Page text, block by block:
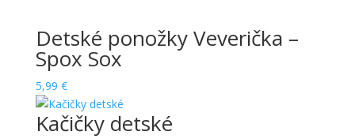
Detské ponožky Veverička –
Spox Sox
5,99 €
Kačičky detské